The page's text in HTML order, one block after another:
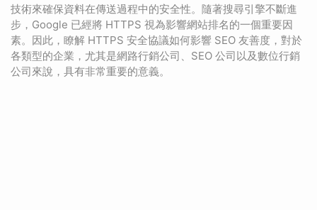
技術來確保資料在傳送過程中的安全性。隨著搜尋引擎不斷進
步，Google 已經將 HTTPS 視為影響網站排名的一個重要因
素。因此，瞭解 HTTPS 安全協議如何影響 SEO 友善度，對於
各類型的企業，尤其是網路行銷公司、SEO 公司以及數位行銷
公司來說，具有非常重要的意義。